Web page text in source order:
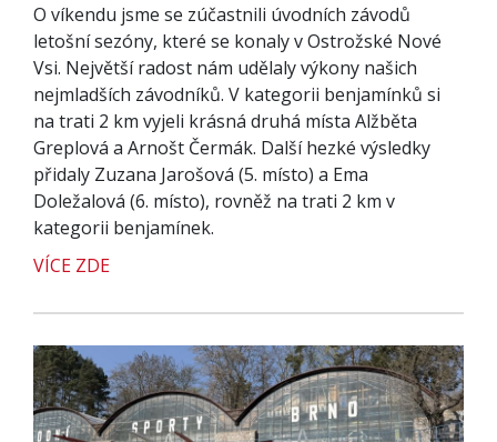
O víkendu jsme se zúčastnili úvodních závodů
letošní sezóny, které se konaly v Ostrožské Nové
Vsi. Největší radost nám udělaly výkony našich
nejmladších závodníků. V kategorii benjamínků si
na trati 2 km vyjeli krásná druhá místa Alžběta
Greplová a Arnošt Čermák. Další hezké výsledky
přidaly Zuzana Jarošová (5. místo) a Ema
Doležalová (6. místo), rovněž na trati 2 km v
kategorii benjamínek.
VÍCE ZDE